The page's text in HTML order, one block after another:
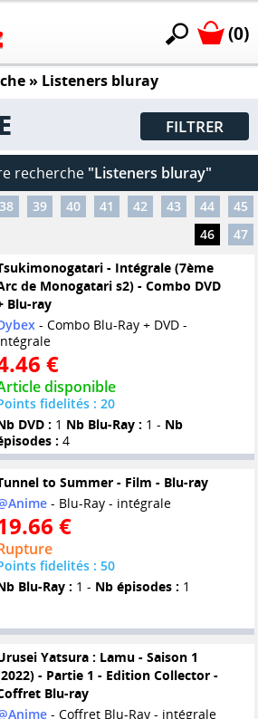
(0)
» Listeners bluray
FILTRER
recherche "Listeners bluray"
38 39 40 41 42 43 44
45
46
47
- Intégrale (7ème
de Monogatari s2) - Combo DVD
Blu-ray
- Combo Blu-Ray + DVD -
€
disponible
fidelités : 20
DVD : 1 Nb Blu-Ray : 1 - Nb
: 4
to Summer - Film - Blu-ray
- Blu-Ray - intégrale
€
fidelités : 50
Blu-Ray : 1 - Nb épisodes : 1
Yatsura : Lamu - Saison 1
- Partie 1 - Edition Collector -
Blu-ray
- Coffret Blu-Ray - intégrale